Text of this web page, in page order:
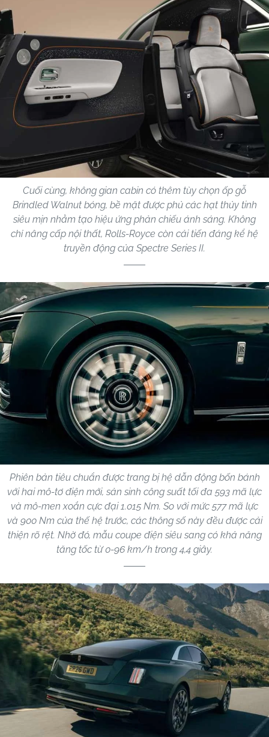
Cuối cùng, không gian cabin có thêm tùy chọn ốp gỗ
Brindled Walnut bóng, bề mặt được phủ các hạt thủy tinh
siêu mịn nhằm tạo hiệu ứng phản chiếu ánh sáng. Không
chỉ nâng cấp nội thất, Rolls-Royce còn cải tiến đáng kể hệ
truyền động của Spectre Series II.
Phiên bản tiêu chuẩn được trang bị hệ dẫn động bốn bánh
với hai mô-tơ điện mới, sản sinh công suất tối đa 593 mã lực
và mô-men xoắn cực đại 1.015 Nm. So với mức 577 mã lực
và 900 Nm của thế hệ trước, các thông số này đều được cải
thiện rõ rệt. Nhờ đó, mẫu coupe điện siêu sang có khả năng
tăng tốc từ 0-96 km/h trong 4,4 giây.